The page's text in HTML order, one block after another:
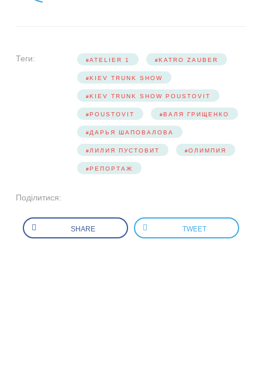
Теги: ATELIER 1 KATRO ZAUBER
KIEV TRUNK SHOW
KIEV TRUNK SHOW POUSTOVIT
POUSTOVIT ВАЛЯ ГРИЩЕНКО
ДАРЬЯ ШАПОВАЛОВА
ЛИЛИЯ ПУСТОВИТ ОЛИМПИЯ
РЕПОРТАЖ
Поділитися:
SHARE TWEET